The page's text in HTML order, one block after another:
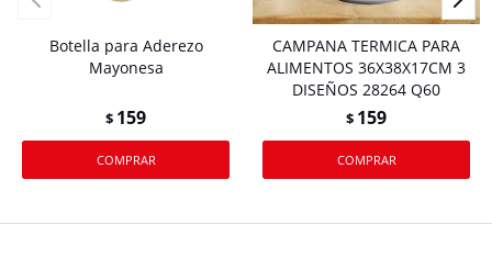
Botella para Aderezo
Mayonesa
$ 159
CAMPANA TERMICA PARA
ALIMENTOS 36X38X17CM 3
DISEÑOS 28264 Q60
$ 159